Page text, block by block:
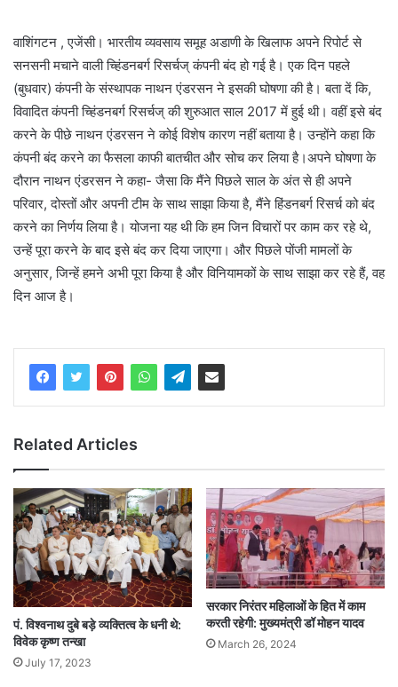
वाशिंगटन , एजेंसी। भारतीय व्यवसाय समूह अडाणी के खिलाफ अपने रिपोर्ट से
सनसनी मचाने वाली च्हिंडनबर्ग रिसर्चज् कंपनी बंद हो गई है। एक दिन पहले
(बुधवार) कंपनी के संस्थापक नाथन एंडरसन ने इसकी घोषणा की है। बता दें कि,
विवादित कंपनी च्हिंडनबर्ग रिसर्चज् की शुरुआत साल 2017 में हुई थी। वहीं इसे बंद
करने के पीछे नाथन एंडरसन ने कोई विशेष कारण नहीं बताया है। उन्होंने कहा कि
कंपनी बंद करने का फैसला काफी बातचीत और सोच कर लिया है।अपने घोषणा के
दौरान नाथन एंडरसन ने कहा- जैसा कि मैंने पिछले साल के अंत से ही अपने
परिवार, दोस्तों और अपनी टीम के साथ साझा किया है, मैंने हिंडनबर्ग रिसर्च को बंद
करने का निर्णय लिया है। योजना यह थी कि हम जिन विचारों पर काम कर रहे थे,
उन्हें पूरा करने के बाद इसे बंद कर दिया जाएगा। और पिछले पोंजी मामलों के
अनुसार, जिन्हें हमने अभी पूरा किया है और विनियामकों के साथ साझा कर रहे हैं, वह
दिन आज है।
Related Articles
पं. विश्वनाथ दुबे बड़े व्यक्तित्व के धनी थे:
विवेक कृष्ण तन्खा
July 17, 2023
सरकार निरंतर महिलाओं के हित में काम
करती रहेगी: मुख्यमंत्री डॉ मोहन यादव
March 26, 2024